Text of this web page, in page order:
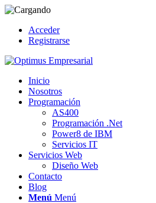
Acceder
Registrarse
Inicio
Nosotros
Programación
AS400
Programación .Net
Power8 de IBM
Servicios IT
Servicios Web
Diseño Web
Contacto
Blog
Menú Menú